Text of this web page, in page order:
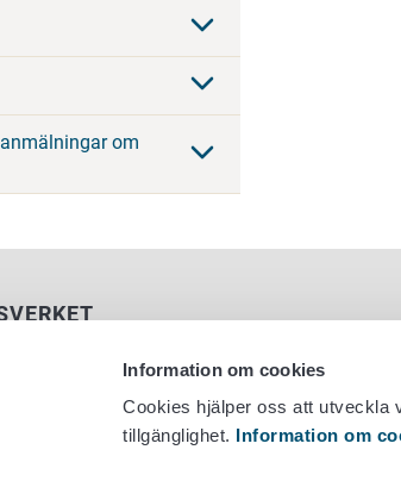
Information om cookies
Cookies hjälper oss att utveckla
tillgänglighet. Information om
om